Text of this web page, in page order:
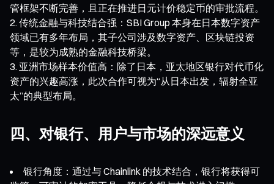
管框架不断完善，且正在推进日元计价稳定币的审批流程。
传统金融与科技结合强：SBI Group 本身在日本数字资产
领域已有多年布局，其子公司涉及数字资产、区块链投资
等，是较为成熟的金融科技桥梁。
亚洲市场样本价值高：除了日本，亚太地区银行对代币化
资产的兴趣高涨，此次合作可视为“从日本出发，辐射全亚
太”的典型布局。
四、对银行、用户与市场的深远意义
银行角度：通过与 Chainlink 的技术结合，银行将获得可